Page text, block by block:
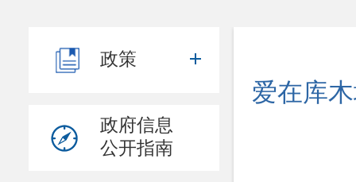
政策
政府信息
公开指南
爱在库